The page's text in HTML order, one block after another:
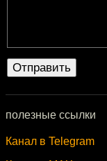
полезные ссылки
Канал в Telegram